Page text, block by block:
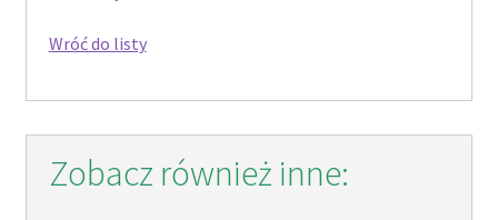
Wróć do listy
Zobacz również inne: